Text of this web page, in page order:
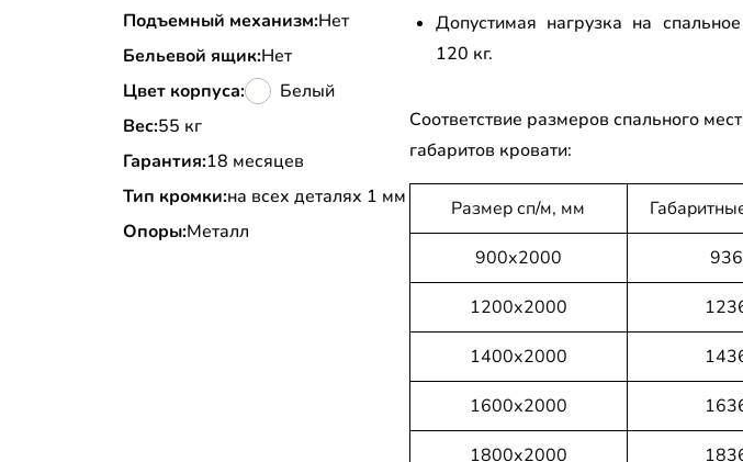
Подъемный механизм:Нет
Бельевой ящик:Нет
Цвет корпуса:
Белый
Вес:
55 кг
Гарантия:18 месяцев
Тип кромки:на всех деталях 1 мм
Опоры:Металл
Допустимая нагрузка на
120 кг.
Соответствие размеров спального
габаритов кровати:
Размер сп/м, мм
900х2000
1200х2000
1400х2000
1600х2000
1800х2000